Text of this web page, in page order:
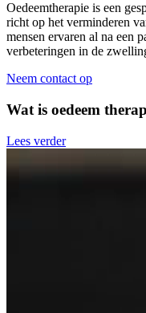
Oedeemtherapie is een
richt op het verminderen
mensen ervaren al na een
verbeteringen in de
Neem contact op
Wat is oedeem
Lees verder